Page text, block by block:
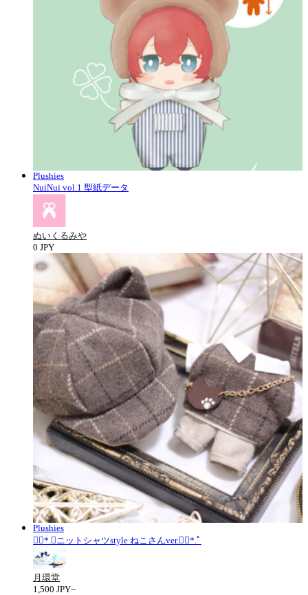
Plushies
NuiNui vol.1 型紙データ
ぬいくるみや
0 JPY
Plushies
❁⃘*.ﾟニットシャツstyle ねこさんver.❁⃘*.ﾟ
月環堂
1,500 JPY~